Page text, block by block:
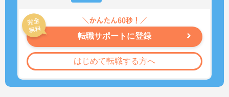
転職サポートに登録
はじめて転職する方へ